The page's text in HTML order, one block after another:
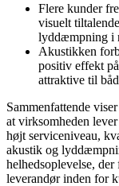
Flere kunder
visuelt
lyddæmpning i
Akustikken
positiv effekt
attraktive til
Sammenfattende
at virksomheden
højt serviceniveau,
akustik og
helhedsoplevelse,
leverandør inden for